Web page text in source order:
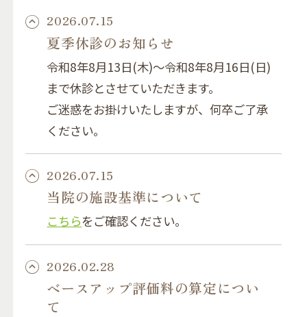
2026.07.15
夏季休診のお知らせ
令和8年8月13日(木)～令和8年8月16日(日)
まで休診とさせていただきます。
ご迷惑をお掛けいたしますが、何卒ご了承
ください。
2026.07.15
当院の施設基準について
こちらをご確認ください。
2026.02.28
ベースアップ評価料の算定につい
て